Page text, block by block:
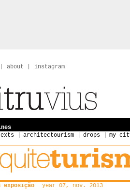
about instagram
architectourism drops my
exposição year 07, nov. 2013